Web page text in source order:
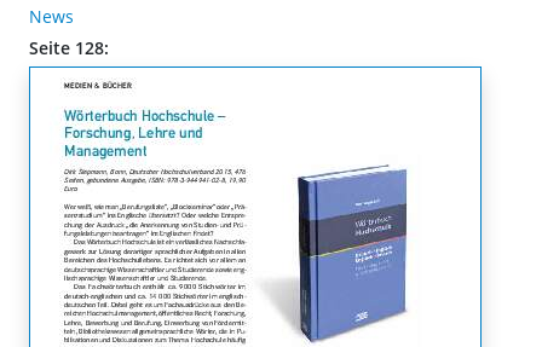
News
Seite 128: